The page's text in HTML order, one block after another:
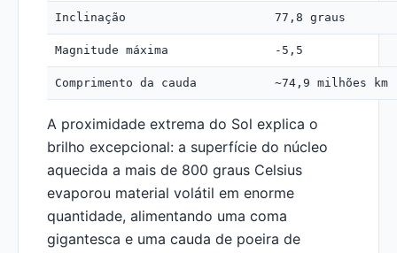
Inclinação 77,8 graus
Magnitude máxima -5,5
Comprimento da cauda ~74,9 milhões km
A proximidade extrema do Sol explica o
brilho excepcional: a superfície do núcleo
aquecida a mais de 800 graus Celsius
evaporou material volátil em enorme
quantidade, alimentando uma coma
gigantesca e uma cauda de poeira de